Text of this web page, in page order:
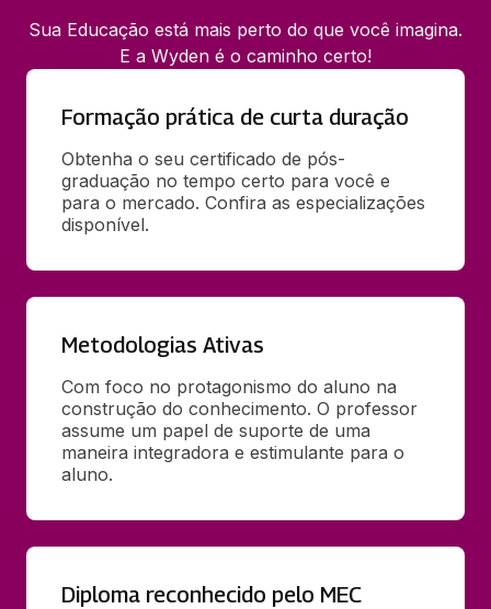
Sua Educação está mais perto do que você imagina.
E a Wyden é o caminho certo!
Formação prática de curta duração
Obtenha o seu certificado de pós-
graduação no tempo certo para você e
para o mercado. Confira as especializações
disponível.
Metodologias Ativas
Com foco no protagonismo do aluno na
construção do conhecimento. O professor
assume um papel de suporte de uma
maneira integradora e estimulante para o
aluno.
Diploma reconhecido pelo MEC